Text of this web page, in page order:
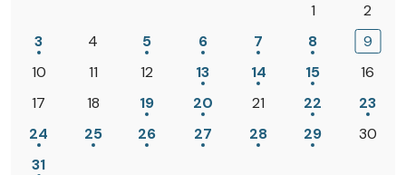
1
2
3
4 5 6 7 8
9
10
11 12 13 14 15
16
17
18 19 20 21 22
23
24
25 26 27 28 29
30
31